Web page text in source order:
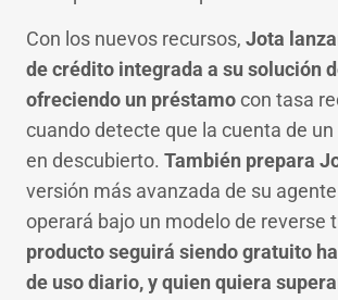
Con los nuevos recursos, Jota
de crédito integrada a su solución
ofreciendo un préstamocon tasa
cuando detecte que la cuenta de
en descubierto. También prepara
versión más avanzada de su
operará bajo un modelo de reverse
producto seguirá siendo gratuito
de uso diario, y quien quiera